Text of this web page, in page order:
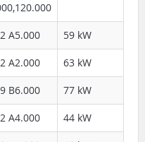
A5.000 59 kW
A2.000 63 kW
B6.000 77 kW
A4.000 44 kW